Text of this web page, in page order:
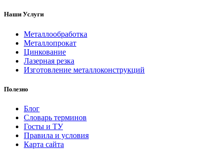
Наши Услуги
Металлообработка
Металлопрокат
Цинкование
Лазерная резка
Изготовление металлоконструкций
Полезно
Блог
Словарь терминов
Госты и ТУ
Правила и условия
Карта сайта